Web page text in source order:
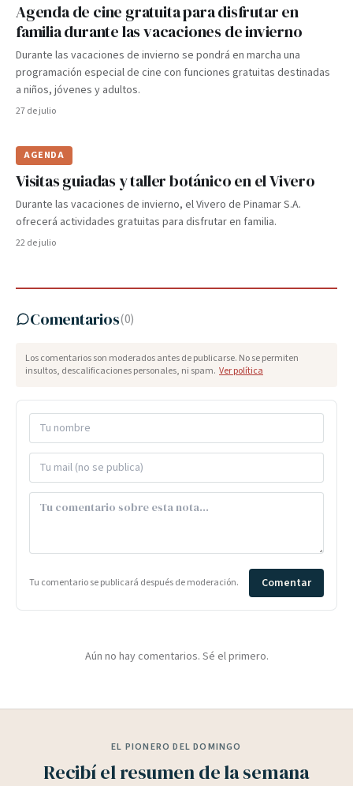
Agenda de cine gratuita para disfrutar en
familia durante las vacaciones de invierno
Durante las vacaciones de invierno se pondrá en marcha una
programación especial de cine con funciones gratuitas destinadas
a niños, jóvenes y adultos.
27 de julio
AGENDA
Visitas guiadas y taller botánico en el Vivero
Durante las vacaciones de invierno, el Vivero de Pinamar S.A.
ofrecerá actividades gratuitas para disfrutar en familia.
22 de julio
Comentarios(0)
Los comentarios son moderados antes de publicarse. No se permiten
insultos, descalificaciones personales, ni spam. Ver política
Tu comentario se publicará después de moderación. Comentar
Aún no hay comentarios. Sé el primero.
EL PIONERO DEL DOMINGO
Recibí el resumen de la semana